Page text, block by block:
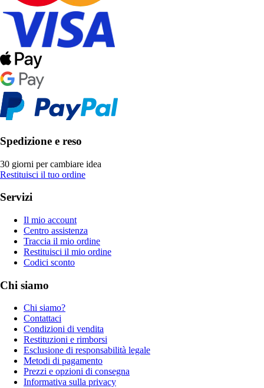
Spedizione e reso
30 giorni per cambiare idea
Restituisci il tuo ordine
Servizi
Il mio account
Centro assistenza
Traccia il mio ordine
Restituisci il mio ordine
Codici sconto
Chi siamo
Chi siamo?
Contattaci
Condizioni di vendita
Restituzioni e rimborsi
Esclusione di responsabilità legale
Metodi di pagamento
Prezzi e opzioni di consegna
Informativa sulla privacy